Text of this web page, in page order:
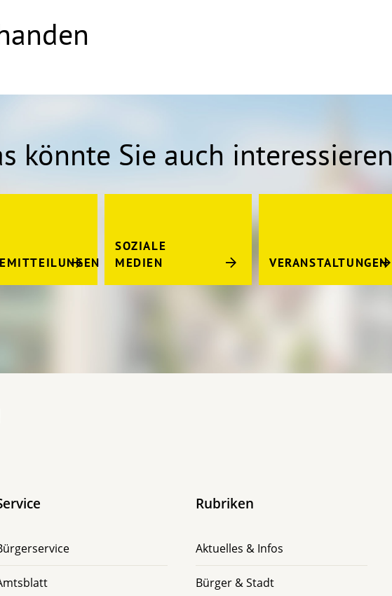
könnte Sie auch interessieren
SOZIALE
MEDIEN
VERANSTALTUNGEN
Rubriken
Aktuelles & Infos
Bürger & Stadt